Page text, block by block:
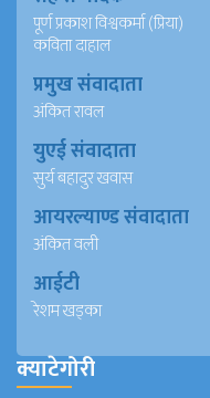
पूर्ण प्रकाश विश्वकर्मा (प्रिया)
कविता दाहाल
प्रमुख संवादाता
अंकित रावल
युएई संवादाता
सुर्य बहादुर खवास
आयरल्याण्ड संवादाता
अंकित वली
आईटी
रेशम खड्का
क्याटेगोरी